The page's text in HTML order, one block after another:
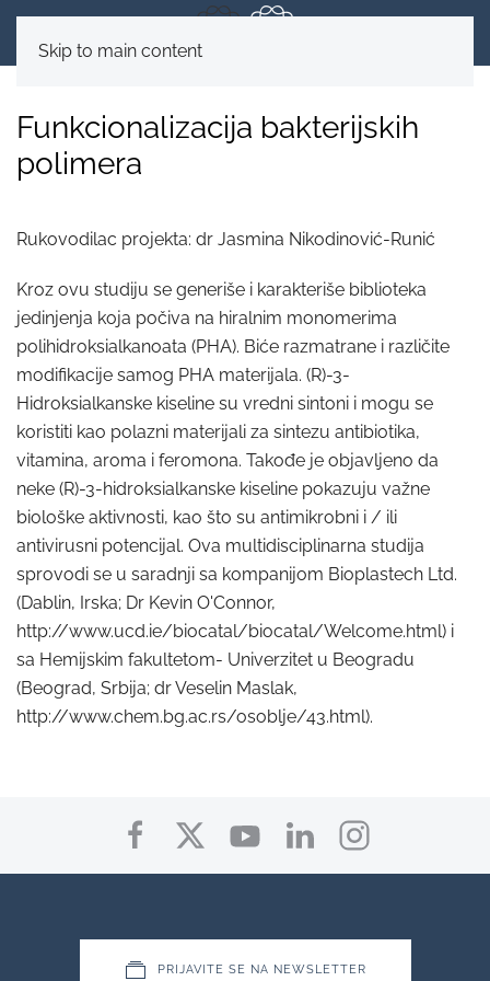
Skip to main content
Funkcionalizacija bakterijskih
polimera
Rukovodilac projekta: dr Jasmina Nikodinović-Runić
Kroz ovu studiju se generiše i karakteriše biblioteka
jedinjenja koja počiva na hiralnim monomerima
polihidroksialkanoata (PHA). Biće razmatrane i različite
modifikacije samog PHA materijala. (R)-3-
Hidroksialkanske kiseline su vredni sintoni i mogu se
koristiti kao polazni materijali za sintezu antibiotika,
vitamina, aroma i feromona. Takođe je objavljeno da
neke (R)-3-hidroksialkanske kiseline pokazuju važne
biološke aktivnosti, kao što su antimikrobni i / ili
antivirusni potencijal. Ova multidisciplinarna studija
sprovodi se u saradnji sa kompanijom Bioplastech Ltd.
(Dablin, Irska; Dr Kevin O'Connor,
http://www.ucd.ie/biocatal/biocatal/Welcome.html) i
sa Hemijskim fakultetom- Univerzitet u Beogradu
(Beograd, Srbija; dr Veselin Maslak,
http://www.chem.bg.ac.rs/osoblje/43.html).
PRIJAVITE SE NA NEWSLETTER